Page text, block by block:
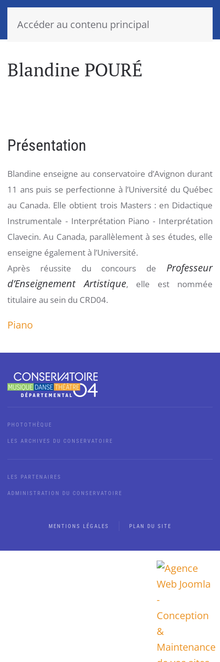
Accéder au contenu principal
Blandine POURÉ
Présentation
Blandine enseigne au conservatoire d’Avignon durant
11 ans puis se perfectionne à l’Université du Québec
au Canada. Elle obtient trois Masters : en Didactique
Instrumentale - Interprétation Piano - Interprétation
Clavecin. Au Canada, parallèlement à ses études, elle
enseigne également à l’Université.
Après réussite du concours de Professeur
d’Enseignement Artistique, elle est nommée
titulaire au sein du CRD04.
Piano
PHOTOTHÈQUE
LES ARCHIVES DU CONSERVATOIRE
LES PARTENAIRES
ADMINISTRATION DU CONSERVATOIRE
MENTIONS LÉGALES PLAN DU SITE